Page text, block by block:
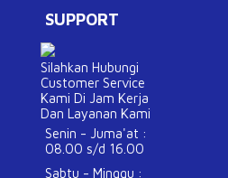
SUPPORT
Silahkan Hubungi
Customer Service
Kami Di Jam Kerja
Dan Layanan Kami
Senin - Juma'at :
08.00 s/d 16.00
Sabtu - Minggu :